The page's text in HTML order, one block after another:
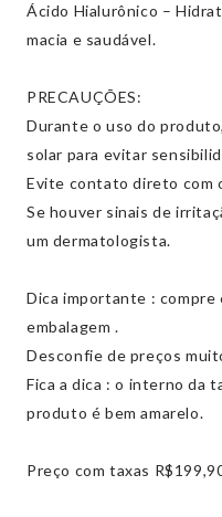
Ácido Hialurônico –
macia e saudável.
PRECAUÇÕES:
Durante o uso do
solar para evitar
Evite contato direto com
Se houver sinais de
um dermatologista.
Dica importante : compre
embalagem .
Desconfie de preços
Fica a dica : o interno da
produto é bem amarelo.
Preço com taxas